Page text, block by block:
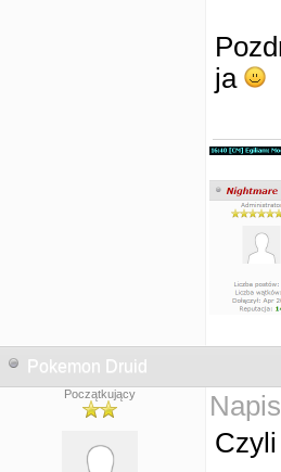
ja
Pokemon Druid
Początkujący